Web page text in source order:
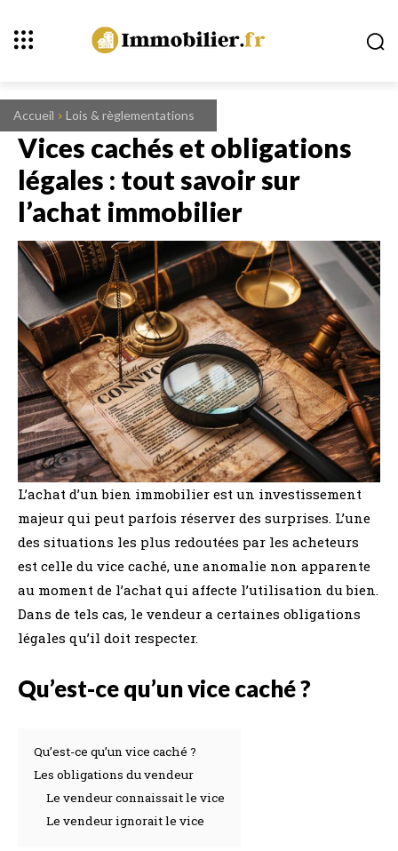
Accueil Lois & règlementations
Vices cachés et obligations
légales : tout savoir sur
l’achat immobilier
L’achat d’un bien immobilier est un investissement
majeur qui peut parfois réserver des surprises. L’une
des situations les plus redoutées par les acheteurs
est celle du vice caché, une anomalie non apparente
au moment de l’achat qui affecte l’utilisation du bien.
Dans de tels cas, le vendeur a certaines obligations
légales qu’il doit respecter.
Qu’est-ce qu’un vice caché ?
Qu’est-ce qu’un vice caché ?
Les obligations du vendeur
Le vendeur connaissait le vice
Le vendeur ignorait le vice